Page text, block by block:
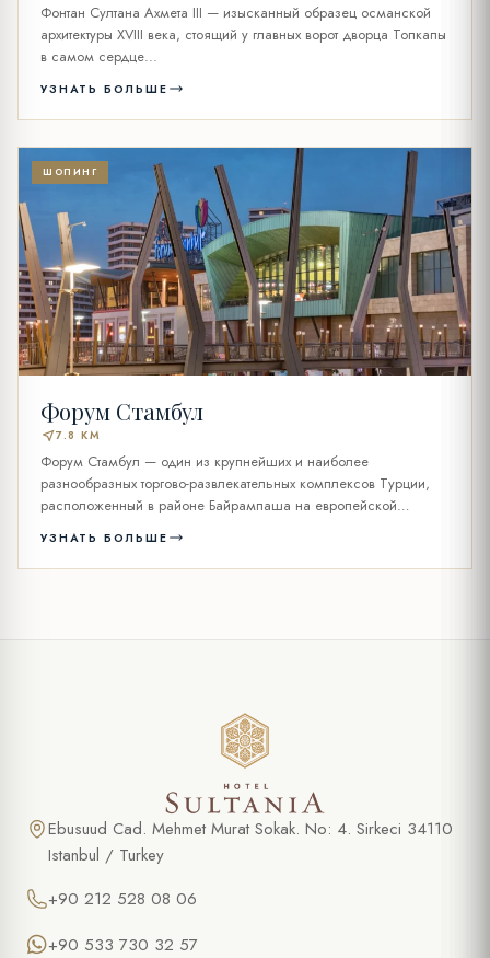
Фонтан Султана Ахмета III — изысканный образец османской
архитектуры XVIII века, стоящий у главных ворот дворца Топкапы
в самом сердце...
УЗНАТЬ БОЛЬШЕ
ШОПИНГ
Форум Стамбул
near_me7.8 KM
Форум Стамбул — один из крупнейших и наиболее
разнообразных торгово-развлекательных комплексов Турции,
расположенный в районе Байрампаша на европейской
УЗНАТЬ БОЛЬШЕ
Ebusuud Cad. Mehmet Murat Sokak. No: 4. Sirkeci 34110
Istanbul / Turkey
+90 212 528 08 06
+90 533 730 32 57